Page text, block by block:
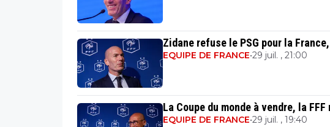
Zidane refuse le PSG pour la
EQUIPE DE FRANCE•29 juil. , 21:00
La Coupe du monde à vendre, la
EQUIPE DE FRANCE•29 juil. , 19:40